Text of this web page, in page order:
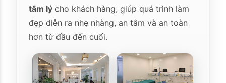
tâm lý cho khách hàng, giúp quá trình làm
đẹp diễn ra nhẹ nhàng, an tâm và an toàn
hơn từ đầu đến cuối.